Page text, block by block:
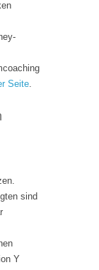
Seite.
sind
Y